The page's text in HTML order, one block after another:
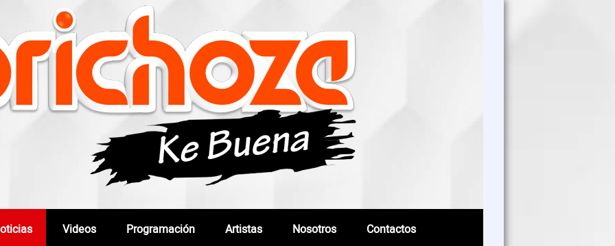
Videos Programación Artistas Nosotros Contactos